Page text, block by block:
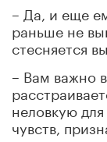
– Да, и еще
раньше не
стесняется
– Вам важно
неловкую
чувств,